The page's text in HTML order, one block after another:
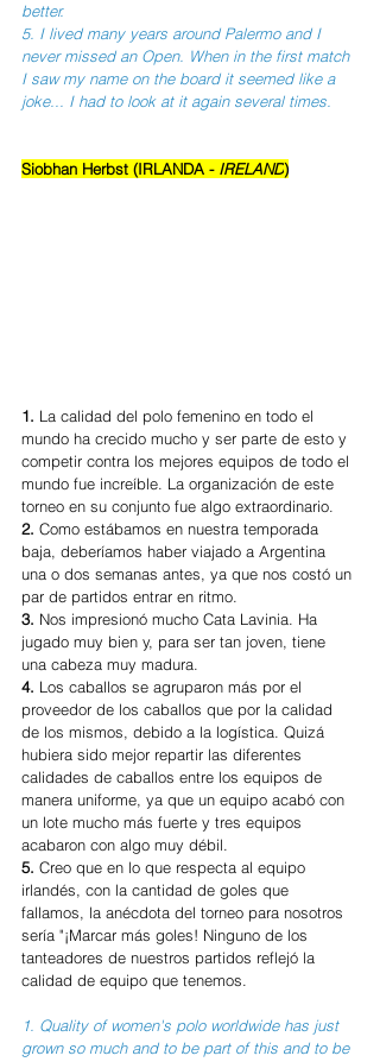
better.
5. I lived many years around Palermo and I
never missed an Open. When in the first match
I saw my name on the board it seemed like a
joke... I had to look at it again several times.
Siobhan Herbst (IRLANDA - IRELAND)
1. La calidad del polo femenino en todo el
mundo ha crecido mucho y ser parte de esto y
competir contra los mejores equipos de todo el
mundo fue increíble. La organización de este
torneo en su conjunto fue algo extraordinario.
2. Como estábamos en nuestra temporada
baja, deberíamos haber viajado a Argentina
una o dos semanas antes, ya que nos costó un
par de partidos entrar en ritmo.
3. Nos impresionó mucho Cata Lavinia. Ha
jugado muy bien y, para ser tan joven, tiene
una cabeza muy madura.
4. Los caballos se agruparon más por el
proveedor de los caballos que por la calidad
de los mismos, debido a la logística. Quizá
hubiera sido mejor repartir las diferentes
calidades de caballos entre los equipos de
manera uniforme, ya que un equipo acabó con
un lote mucho más fuerte y tres equipos
acabaron con algo muy débil.
5. Creo que en lo que respecta al equipo
irlandés, con la cantidad de goles que
fallamos, la anécdota del torneo para nosotros
sería "¡Marcar más goles! Ninguno de los
tanteadores de nuestros partidos reflejó la
calidad de equipo que tenemos.
1. Quality of women's polo worldwide has just
grown so much and to be part of this and to be